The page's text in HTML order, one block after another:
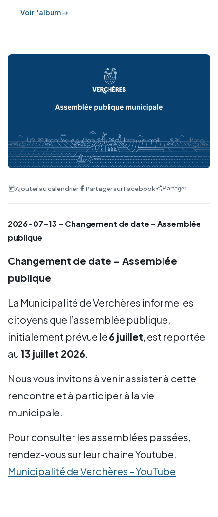
Voir l'album →
Ajouter au calendrier Partager sur Facebook Partager
2026-07-13 – Changement de date – Assemblée
publique
Changement de date – Assemblée
publique
La Municipalité de Verchères informe les
citoyens que l’assemblée publique,
initialement prévue le 6 juillet, est reportée
au 13 juillet 2026.
Nous vous invitons à venir assister à cette
rencontre et à participer à la vie
municipale.
Pour consulter les assemblées passées,
rendez-vous sur leur chaine Youtube.
Municipalité de Verchères – YouTube